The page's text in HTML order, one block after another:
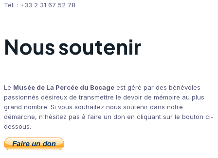
Tél. : +33 2 31 67 52 78
Nous soutenir
Le Musée de La Percée du Bocage est géré par des bénévoles
passionnés désireux de transmettre le devoir de mémoire au plus
grand nombre. Si vous souhaitez nous soutenir dans notre
démarche, n'hésitez pas à faire un don en cliquant sur le bouton ci-
dessous.